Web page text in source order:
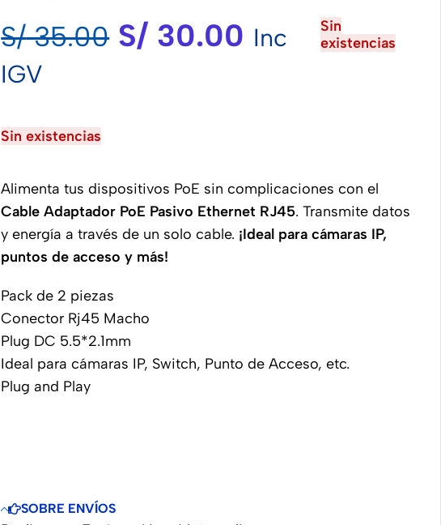
S/35.00 S/ 30.00 Inc
IGV
Sin
existencias
Sin existencias
Alimenta tus dispositivos PoE sin complicaciones con el
Cable Adaptador PoE Pasivo Ethernet RJ45. Transmite datos
y energía a través de un solo cable. ¡Ideal para cámaras IP,
puntos de acceso y más!
Pack de 2 piezas
Conector Rj45 Macho
Plug DC 5.5*2.1mm
Ideal para cámaras IP, Switch, Punto de Acceso, etc.
Plug and Play
SOBRE ENVÍOS